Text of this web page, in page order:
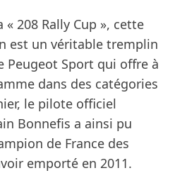
« 208 Rally Cup », cette
est un véritable tremplin
Peugeot Sport qui offre à
dans des catégories
le pilote officiel
Bonnefis a ainsi pu
de France des
emporté en 2011.